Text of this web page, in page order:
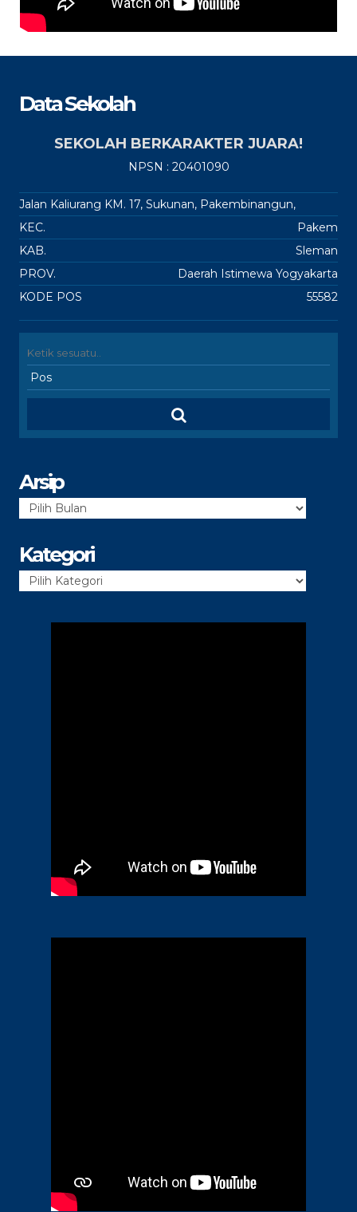
Data Sekolah
SEKOLAH BERKARAKTER JUARA!
NPSN : 20401090
Jalan Kaliurang KM. 17, Sukunan, Pakembinangun,
KEC.
Pakem
KAB.
Sleman
PROV.
Daerah Istimewa Yogyakarta
KODE POS
55582
Arsip
Arsip
Kategori
Kategori